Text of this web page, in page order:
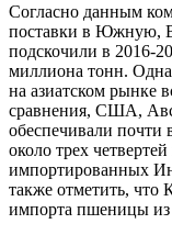
Согласно данным
поставки в Южную,
подскочили в 2016-
миллиона тонн.
на азиатском рынке
сравнения, США,
обеспечивали почти
около трех
импортированных
также отметить, что
импорта пшеницы